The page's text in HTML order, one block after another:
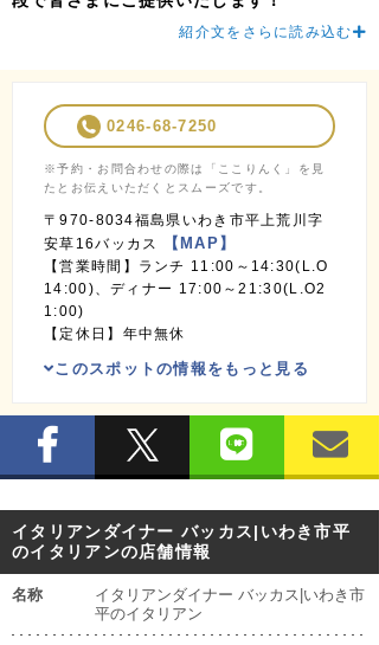
紹介文をさらに読み込む
0246-68-7250
※予約・お問合わせの際は「ここりんく」を見
たとお伝えいただくとスムーズです。
〒970-8034福島県いわき市平上荒川字
安草16バッカス
【MAP】
【営業時間】ランチ 11:00～14:30(L.O
14:00)、ディナー 17:00～21:30(L.O2
1:00)
【定休日】年中無休
このスポットの情報をもっと見る
イタリアンダイナー バッカス|いわき市平
のイタリアンの店舗情報
名称
イタリアンダイナー バッカス|いわき市
平のイタリアン